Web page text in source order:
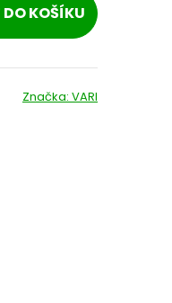
KOŠÍKU
Značka: VARI